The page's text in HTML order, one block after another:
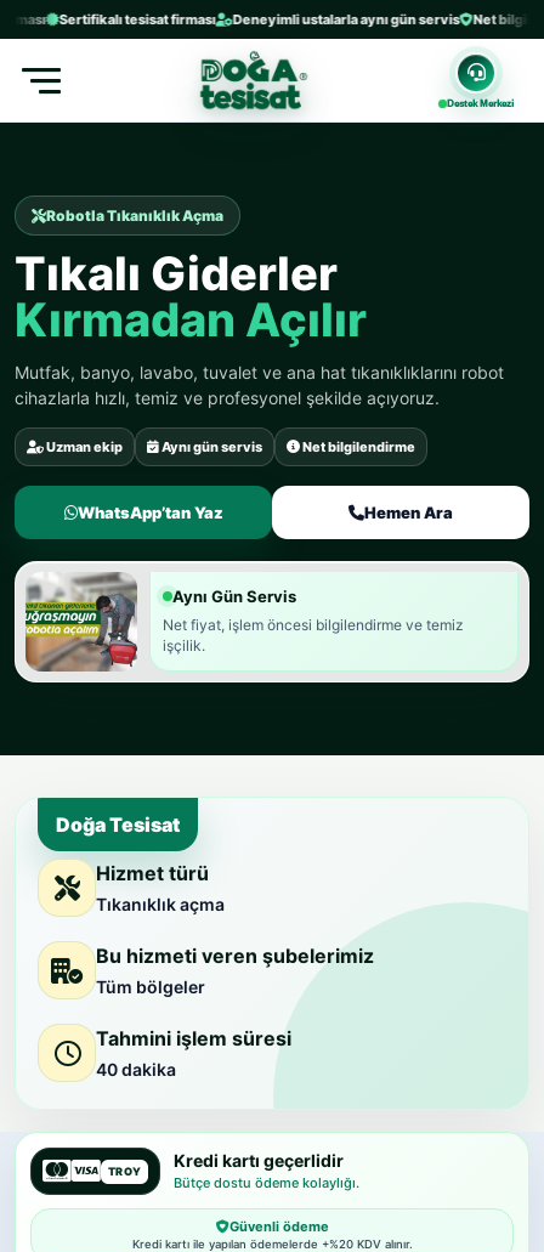
Sertifikalı tesisat firması Deneyimli ustalarla aynı gün servis Net
Destek Merkezi
Robotla Tıkanıklık Açma
Tıkalı Giderler
Kırmadan Açılır
Mutfak, banyo, lavabo, tuvalet ve ana hat tıkanıklıklarını robot
cihazlarla hızlı, temiz ve profesyonel şekilde açıyoruz.
Uzman ekip Aynı gün servis Net bilgilendirme
WhatsApp’tan Yaz Hemen Ara
Aynı Gün Servis
Net fiyat, işlem öncesi bilgilendirme ve temiz
işçilik.
Doğa Tesisat
Hizmet türü
Tıkanıklık açma
Bu hizmeti veren şubelerimiz
Tüm bölgeler
Tahmini işlem süresi
40 dakika
TROY
Kredi kartı geçerlidir
Bütçe dostu ödeme kolaylığı.
Güvenli ödeme
Kredi kartı ile yapılan ödemelerde +%20 KDV alınır.